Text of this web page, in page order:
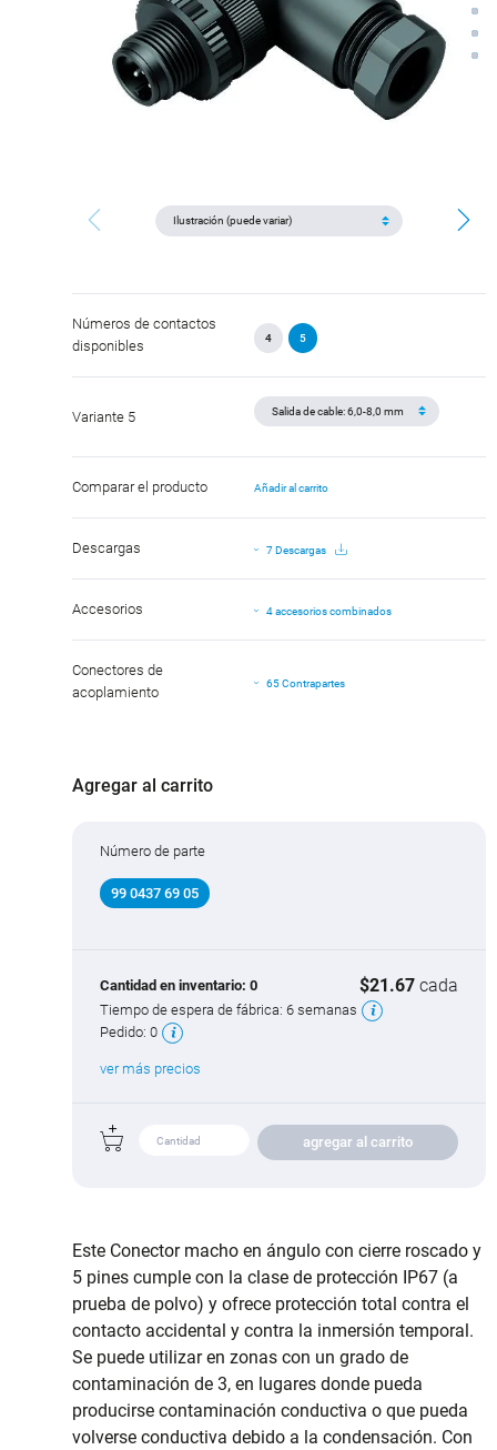
Números de contactos
disponibles
4 5
Variante 5
Comparar el producto Añadir al carrito
Descargas 7 Descargas
Accesorios 4 accesorios combinados
Conectores de
acoplamiento
65 Contrapartes
Agregar al carrito
Número de parte
99 0437 69 05
Cantidad en inventario: 0 $21.67 cada
Tiempo de espera de fábrica: 6 semanas
Pedido: 0
ver más precios
agregar al carrito
Este Conector macho en ángulo con cierre roscado y
5 pines cumple con la clase de protección IP67 (a
prueba de polvo) y ofrece protección total contra el
contacto accidental y contra la inmersión temporal.
Se puede utilizar en zonas con un grado de
contaminación de 3, en lugares donde pueda
producirse contaminación conductiva o que pueda
volverse conductiva debido a la condensación. Con